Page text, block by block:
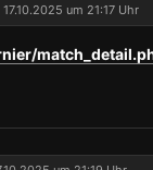
17.10.2025 um 21:17 Uhr